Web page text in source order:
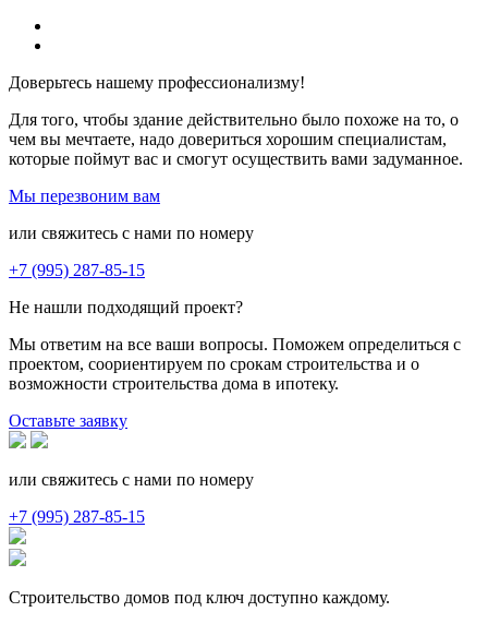
Доверьтесь нашему профессионализму!
Для того, чтобы здание действительно было похоже на то, о
чем вы мечтаете, надо довериться хорошим специалистам,
которые поймут вас и смогут осуществить вами задуманное.
Мы перезвоним вам
или свяжитесь с нами по номеру
+7 (995) 287-85-15
Не нашли подходящий проект?
Мы ответим на все ваши вопросы. Поможем определиться с
проектом, соориентируем по срокам строительства и о
возможности строительства дома в ипотеку.
Оставьте заявку
или свяжитесь с нами по номеру
+7 (995) 287-85-15
Строительство домов под ключ доступно каждому.